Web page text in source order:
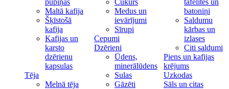
pupiņas
Maltā kafija
Šķīstošā
kafija
Kafijas un
karsto
dzērienu
kapsulas
Tēja
Melnā tēja
Cukurs
Medus un
ievārījumi
Sīrupi
Cepumi
Dzērieni
Ūdens,
minerālūdens
Sulas
Gāzēti
tāfelītes un
batoniņi
Saldumu
kārbas un
izlases
Citi saldumi
Piens un kafijas
krējums
Uzkodas
Sāls un citas